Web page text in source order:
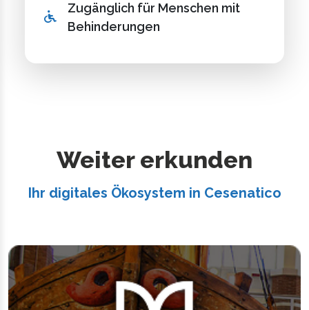
Zugänglich für Menschen mit
Behinderungen
Weiter erkunden
Ihr digitales Ökosystem in Cesenatico